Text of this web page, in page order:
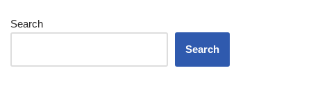
Search
Search